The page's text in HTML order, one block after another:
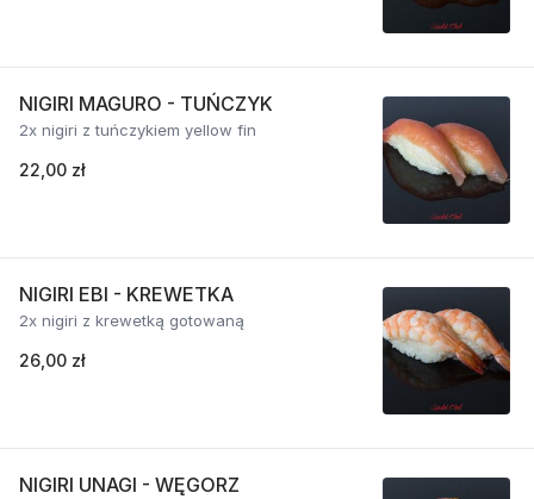
NIGIRI MAGURO - TUŃCZYK
2x nigiri z tuńczykiem yellow fin
22,00 zł
NIGIRI EBI - KREWETKA
2x nigiri z krewetką gotowaną
26,00 zł
NIGIRI UNAGI - WĘGORZ